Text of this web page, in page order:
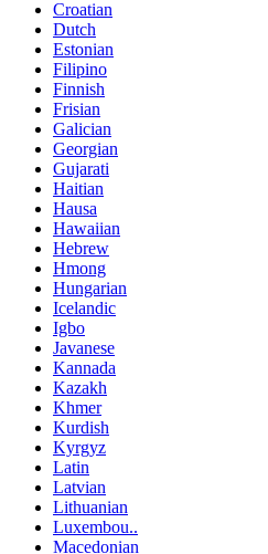
Croatian
Dutch
Estonian
Filipino
Finnish
Frisian
Galician
Georgian
Gujarati
Haitian
Hausa
Hawaiian
Hebrew
Hmong
Hungarian
Icelandic
Igbo
Javanese
Kannada
Kazakh
Khmer
Kurdish
Kyrgyz
Latin
Latvian
Lithuanian
Luxembou..
Macedonian